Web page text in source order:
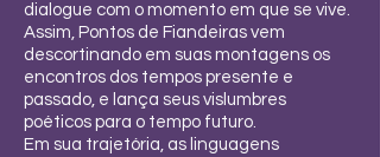
dialogue com o momento em que se vive.
Assim, Pontos de Fiandeiras vem
descortinando em suas montagens os
encontros dos tempos presente e
passado, e lança seus vislumbres
poéticos para o tempo futuro.
Em sua trajetória, as linguagens